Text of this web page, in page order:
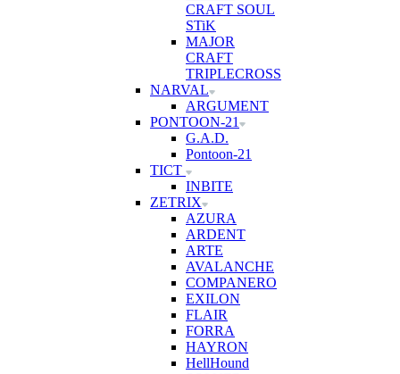
CRAFT SOUL
STiK
MAJOR
CRAFT
TRIPLECROSS
NARVAL
ARGUMENT
PONTOON-21
G.A.D.
Pontoon-21
TICT
INBITE
ZETRIX
AZURA
ARDENT
ARTE
AVALANCHE
COMPANERO
EXILON
FLAIR
FORRA
HAYRON
HellHound